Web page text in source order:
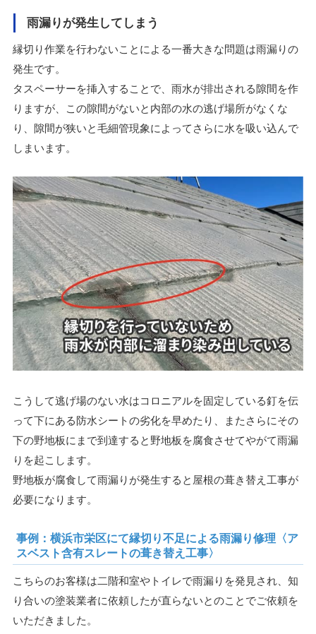
雨漏りが発生してしまう
縁切り作業を行わないことによる一番大きな問題は雨漏りの
発生です。
タスペーサーを挿入することで、雨水が排出される隙間を作
りますが、この隙間がないと内部の水の逃げ場所がなくな
り、隙間が狭いと毛細管現象によってさらに水を吸い込んで
しまいます。
こうして逃げ場のない水はコロニアルを固定している釘を伝
って下にある防水シートの劣化を早めたり、またさらにその
下の野地板にまで到達すると野地板を腐食させてやがて雨漏
りを起こします。
野地板が腐食して雨漏りが発生すると屋根の葺き替え工事が
必要になります。
事例：横浜市栄区にて縁切り不足による雨漏り修理〈ア
スベスト含有スレートの葺き替え工事〉
こちらのお客様は二階和室やトイレで雨漏りを発見され、知
り合いの塗装業者に依頼したが直らないとのことでご依頼を
いただきました。